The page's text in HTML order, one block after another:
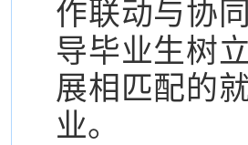
作联动与协
导毕业生树
展相匹配的
业。